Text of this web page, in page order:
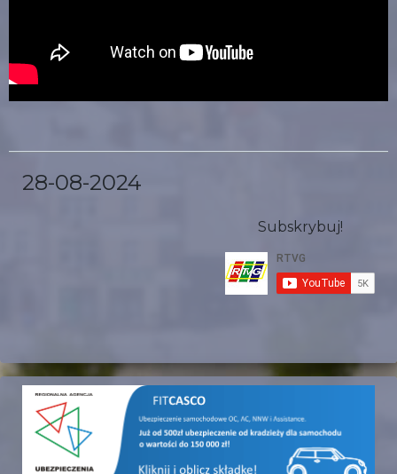
28-08-2024
Subskrybuj!